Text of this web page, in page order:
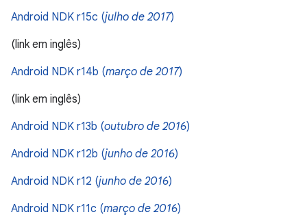
Android NDK r15c (julho de 2017)
(link em inglês)
Android NDK r14b (março de 2017)
(link em inglês)
Android NDK r13b (outubro de 2016)
Android NDK r12b (junho de 2016)
Android NDK r12 (junho de 2016)
Android NDK r11c (março de 2016)